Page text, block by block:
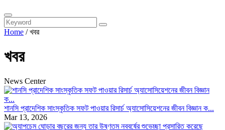
Home /খবর
খবর
News Center
শানসি প্রাদেশিক সাংস্কৃতিক সফট পাওয়ার রিসার্চ অ্যাসোসিয়েশনের জীবন বিজ্ঞান ক...
Mar 13, 2026